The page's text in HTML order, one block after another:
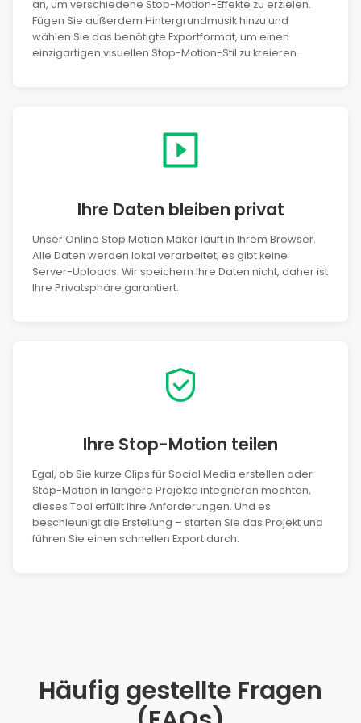
an, um verschiedene Stop-Motion-Effekte zu erzielen.
Fügen Sie außerdem Hintergrundmusik hinzu und
wählen Sie das benötigte Exportformat, um einen
einzigartigen visuellen Stop-Motion-Stil zu kreieren.
Ihre Daten bleiben privat
Unser Online Stop Motion Maker läuft in Ihrem Browser.
Alle Daten werden lokal verarbeitet, es gibt keine
Server-Uploads. Wir speichern Ihre Daten nicht, daher ist
Ihre Privatsphäre garantiert.
Ihre Stop-Motion teilen
Egal, ob Sie kurze Clips für Social Media erstellen oder
Stop-Motion in längere Projekte integrieren möchten,
dieses Tool erfüllt Ihre Anforderungen. Und es
beschleunigt die Erstellung – starten Sie das Projekt und
führen Sie einen schnellen Export durch.
Häufig gestellte Fragen